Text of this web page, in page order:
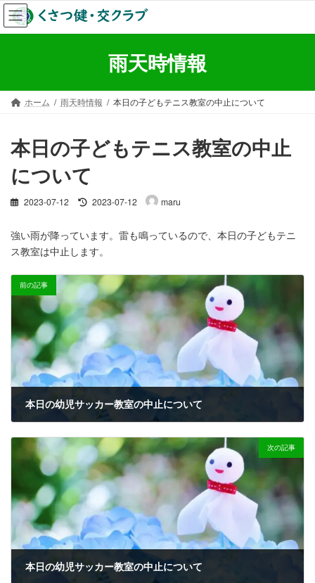
コ
ン
テ
ス
ナ
ビ
ゲ
ン
雨天時情報
ホーム 雨天時情報 本日の子どもテニス教室の中止について
本日の子どもテニス教室の中止
について
2023-07-12
最
新
日
:
2023-07-12 maru
強い雨が降っています。雷も鳴っているので、本日の子どもテニ
ス教室は中止します。
前の記事
本日の幼児サッカー教室の中止について
次の記事
本日の幼児サッカー教室の中止について